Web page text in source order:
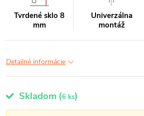
Tvrdené sklo 8
mm
Univerzálna
montáž
Detailné informácie
Skladom (6 ks)